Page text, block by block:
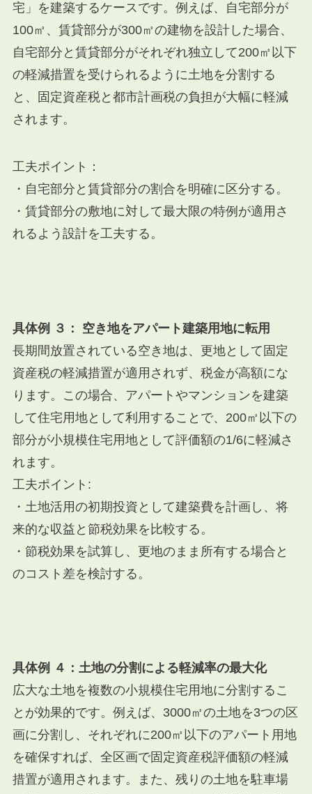
宅」を建築するケースです。例えば、自宅部分が
100㎡、賃貸部分が300㎡の建物を設計した場合、
自宅部分と賃貸部分がそれぞれ独立して200㎡以下
の軽減措置を受けられるように土地を分割する
と、固定資産税と都市計画税の負担が大幅に軽減
されます。
工夫ポイント：
・自宅部分と賃貸部分の割合を明確に区分する。
・賃貸部分の敷地に対して最大限の特例が適用さ
れるよう設計を工夫する。
具体例 ３： 空き地をアパート建築用地に転用
長期間放置されている空き地は、更地として固定
資産税の軽減措置が適用されず、税金が高額にな
ります。この場合、アパートやマンションを建築
して住宅用地として利用することで、200㎡以下の
部分が小規模住宅用地として評価額の1/6に軽減さ
れます。
工夫ポイント:
・土地活用の初期投資として建築費を計画し、将
来的な収益と節税効果を比較する。
・節税効果を試算し、更地のまま所有する場合と
のコスト差を検討する。
具体例 ４：土地の分割による軽減率の最大化
広大な土地を複数の小規模住宅用地に分割するこ
とが効果的です。例えば、3000㎡の土地を3つの区
画に分割し、それぞれに200㎡以下のアパート用地
を確保すれば、全区画で固定資産税評価額の軽減
措置が適用されます。また、残りの土地を駐車場